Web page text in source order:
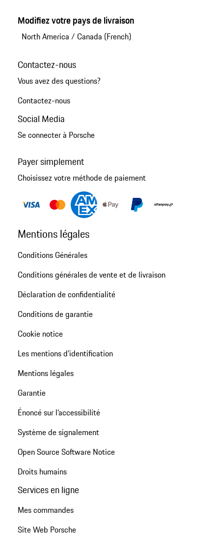
Modifiez votre pays de livraison
North America / Canada (French)
Contactez-nous
Vous avez des questions?
Contactez-nous
Social Media
Se connecter à Porsche
Payer simplement
Choisissez votre méthode de paiement
Mentions légales
Conditions Générales
Conditions générales de vente et de livraison
Déclaration de confidentialité
Conditions de garantie
Cookie notice
Les mentions d’identification
Mentions légales
Garantie
Énoncé sur l’accessibilité
Système de signalement
Open Source Software Notice
Droits humains
Services en ligne
Mes commandes
Site Web Porsche